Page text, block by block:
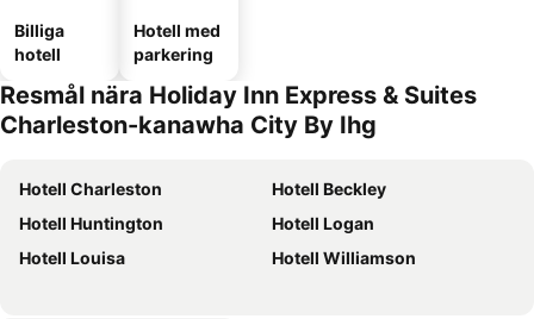
Billiga
hotell
Hotell med
parkering
Resmål nära Holiday Inn Express & Suites
Charleston-kanawha City By Ihg
Hotell Charleston
Hotell Beckley
Hotell Huntington
Hotell Logan
Hotell Louisa
Hotell Williamson